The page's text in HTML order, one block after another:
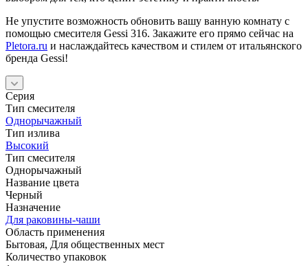
Не упустите возможность обновить вашу ванную комнату с
помощью смесителя Gessi 316. Закажите его прямо сейчас на
Pletora.ru и наслаждайтесь качеством и стилем от итальянского
бренда Gessi!
Серия
Тип смесителя
Однорычажный
Тип излива
Высокий
Тип смесителя
Однорычажный
Название цвета
Черный
Назначение
Для раковины-чаши
Область применения
Бытовая, Для общественных мест
Количество упаковок